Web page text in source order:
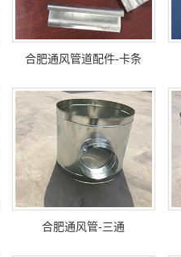
合肥通风管道配件-卡条
合肥通风管-三通